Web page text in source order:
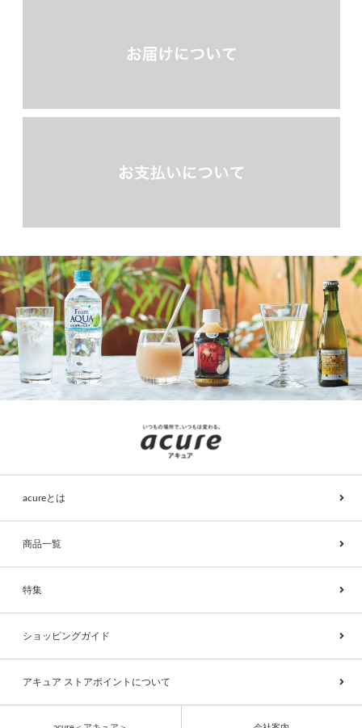
acureとは
商品一覧
特集
ショッピングガイド
アキュア ストアポイントについて